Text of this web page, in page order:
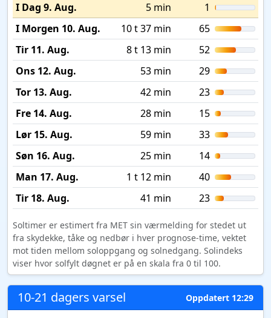
I Dag 9. Aug. 5 min
1
I Morgen 10. Aug.
10 t 37 min
65
Tir 11. Aug.
8 t 13 min
52
Ons 12. Aug.
53 min
29
Tor 13. Aug.
42 min
23
Fre 14. Aug.
28 min
15
Lør 15. Aug.
59 min
33
Søn 16. Aug.
25 min
14
Man 17. Aug.
1 t 12 min
40
Tir 18. Aug.
41 min 23
Soltimer er estimert fra MET sin værmelding for stedet ut
fra skydekke, tåke og nedbør i hver prognose-time, vektet
mot tiden mellom soloppgang og solnedgang. Solindeks
viser hvor solfylt døgnet er på en skala fra 0 til 100.
10-21 dagers varsel Oppdatert 12:29